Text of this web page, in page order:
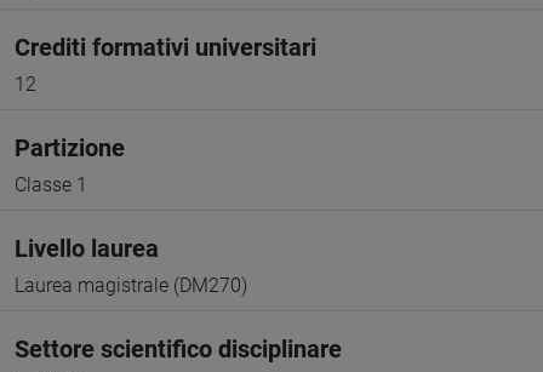
Crediti formativi universitari
12
Partizione
Classe 1
Livello laurea
Laurea magistrale (DM270)
Settore scientifico disciplinare